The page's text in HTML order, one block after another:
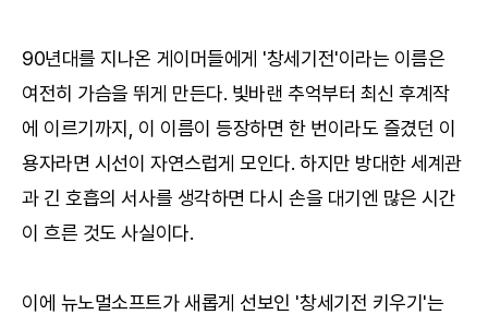
90년대를 지나온 게이머들에게 '창세기전'이라는 이름은
여전히 가슴을 뛰게 만든다. 빛바랜 추억부터 최신 후계작
에 이르기까지, 이 이름이 등장하면 한 번이라도 즐겼던 이
용자라면 시선이 자연스럽게 모인다. 하지만 방대한 세계관
과 긴 호흡의 서사를 생각하면 다시 손을 대기엔 많은 시간
이 흐른 것도 사실이다.
이에 뉴노멀소프트가 새롭게 선보인 '창세기전 키우기'는